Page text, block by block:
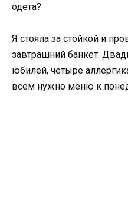
одета?
Я стояла за стойкой и
завтрашний банкет.
юбилей, четыре
всем нужно меню к